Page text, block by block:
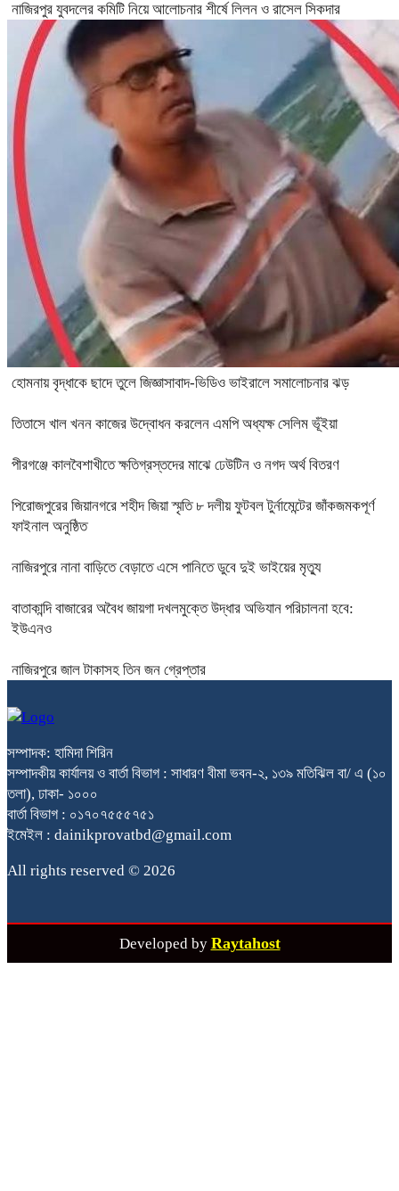
নাজিরপুর যুবদলের কমিটি নিয়ে আলোচনার শীর্ষে লিলন ও রাসেল সিকদার
হোমনায় বৃদ্ধাকে ছাদে তুলে জিজ্ঞাসাবাদ-ভিডিও ভাইরালে সমালোচনার ঝড়
তিতাসে খাল খনন কাজের উদ্বোধন করলেন এমপি অধ্যক্ষ সেলিম ভূঁইয়া
পীরগঞ্জে কালবৈশাখীতে ক্ষতিগ্রস্তদের মাঝে ঢেউটিন ও নগদ অর্থ বিতরণ
পিরোজপুরের জিয়ানগরে শহীদ জিয়া স্মৃতি ৮ দলীয় ফুটবল টুর্নামেন্টের জাঁকজমকপূর্ণ
ফাইনাল অনুষ্ঠিত
নাজিরপুরে নানা বাড়িতে বেড়াতে এসে পানিতে ডুবে দুই ভাইয়ের মৃত্যু
বাতাকান্দি বাজারের অবৈধ জায়গা দখলমুক্তে উদ্ধার অভিযান পরিচালনা হবে:
ইউএনও
নাজিরপুরে জাল টাকাসহ তিন জন গ্রেপ্তার
সম্পাদক: হামিদা শিরিন
সম্পাদকীয় কার্যালয় ও বার্তা বিভাগ : সাধারণ বীমা ভবন-২, ১৩৯ মতিঝিল বা/ এ (১০
তলা), ঢাকা- ১০০০
বার্তা বিভাগ : ০১৭০৭৫৫৫৭৫১
ইমেইল : dainikprovatbd@gmail.com
All rights reserved © 2026
Developed by Raytahost